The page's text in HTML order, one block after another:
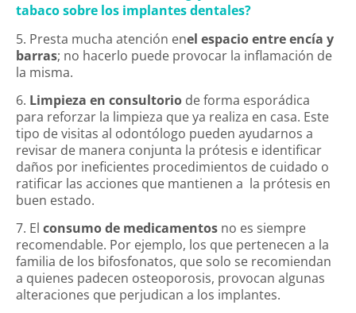
tabaco sobre los implantes dentales?
5. Presta mucha atención enel espacio entre encía y
barras; no hacerlo puede provocar la inflamación de
la misma.
6. Limpieza en consultorio de forma esporádica
para reforzar la limpieza que ya realiza en casa. Este
tipo de visitas al odontólogo pueden ayudarnos a
revisar de manera conjunta la prótesis e identificar
daños por ineficientes procedimientos de cuidado o
ratificar las acciones que mantienen a la prótesis en
buen estado.
7. El consumo de medicamentos no es siempre
recomendable. Por ejemplo, los que pertenecen a la
familia de los bifosfonatos, que solo se recomiendan
a quienes padecen osteoporosis, provocan algunas
alteraciones que perjudican a los implantes.